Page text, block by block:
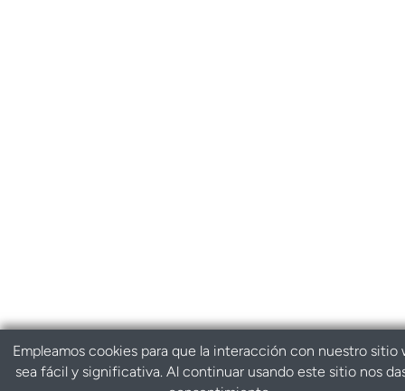
Empleamos cookies para que la interacción con nuestro sitio
sea fácil y significativa. Al continuar usando este sitio nos